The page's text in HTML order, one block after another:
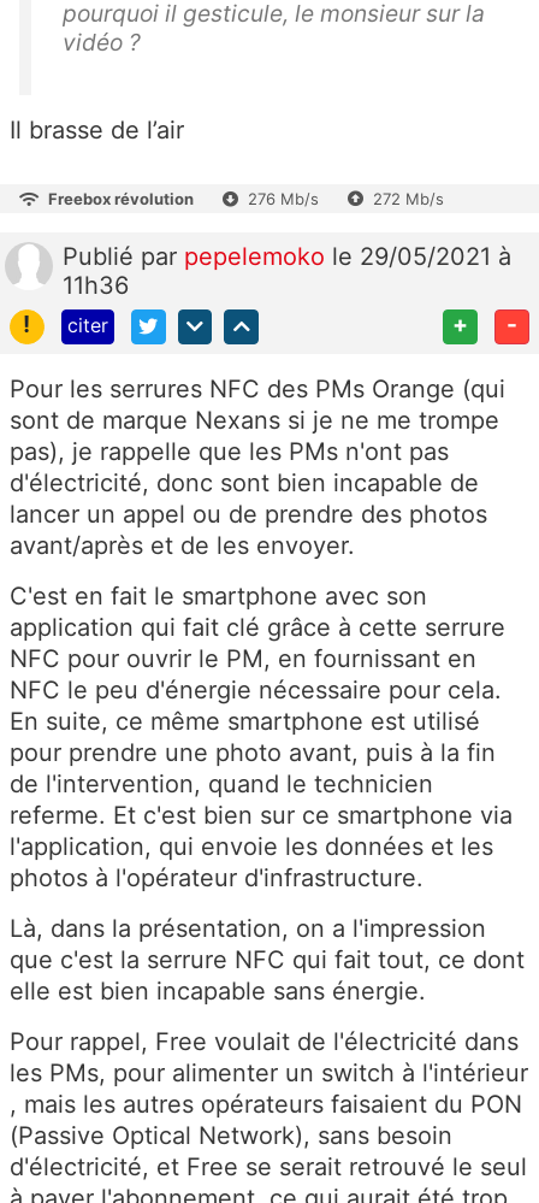
pourquoi il gesticule, le monsieur sur la
vidéo ?
Il brasse de l’air
Freebox révolution 276 Mb/s 272 Mb/s
Publié par pepelemoko le 29/05/2021 à
11h36
!
citer + -
Pour les serrures NFC des PMs Orange (qui
sont de marque Nexans si je ne me trompe
pas), je rappelle que les PMs n'ont pas
d'électricité, donc sont bien incapable de
lancer un appel ou de prendre des photos
avant/après et de les envoyer.
C'est en fait le smartphone avec son
application qui fait clé grâce à cette serrure
NFC pour ouvrir le PM, en fournissant en
NFC le peu d'énergie nécessaire pour cela.
En suite, ce même smartphone est utilisé
pour prendre une photo avant, puis à la fin
de l'intervention, quand le technicien
referme. Et c'est bien sur ce smartphone via
l'application, qui envoie les données et les
photos à l'opérateur d'infrastructure.
Là, dans la présentation, on a l'impression
que c'est la serrure NFC qui fait tout, ce dont
elle est bien incapable sans énergie.
Pour rappel, Free voulait de l'électricité dans
les PMs, pour alimenter un switch à l'intérieur
, mais les autres opérateurs faisaient du PON
(Passive Optical Network), sans besoin
d'électricité, et Free se serait retrouvé le seul